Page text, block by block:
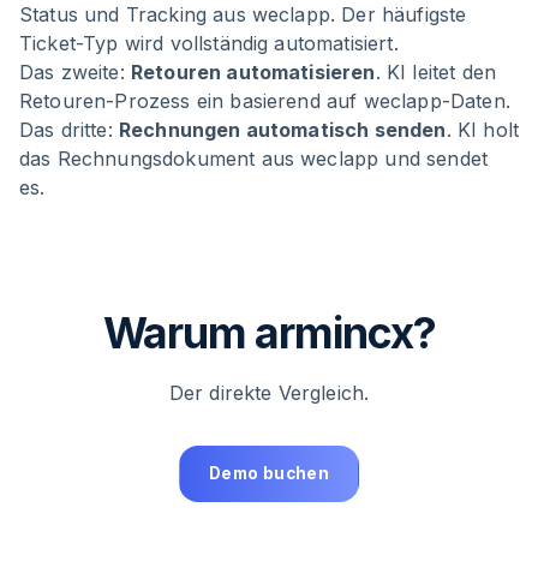
Status und Tracking aus weclapp. Der häufigste
Ticket-Typ wird vollständig automatisiert.
Das zweite: Retouren automatisieren. KI leitet den
Retouren-Prozess ein basierend auf weclapp-Daten.
Das dritte: Rechnungen automatisch senden. KI holt
das Rechnungsdokument aus weclapp und sendet
es.
Warum armincx?
Der direkte Vergleich.
Demo buchen